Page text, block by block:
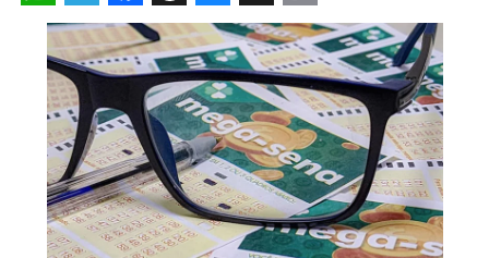
W T
e
l
e
g
r
a
F
a
c
e
b
o
o
T
h
r
e
a
d
s
B
l
u
e
s
k
y
X C
o
p
y
L
i
n